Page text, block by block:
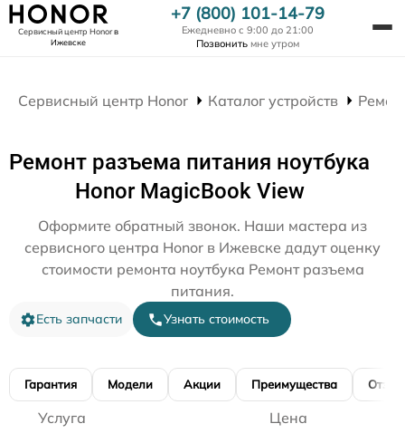
Сервисный центр Honorв
Ижевске
+7 (800) 101-14-79
Ежедневно с 9:00 до 21:00
Позвонить мне утром
Сервисный центр Honor Каталог устройств
Ремонт разъема питания ноутбука
Honor MagicBook View
Оформите обратный звонок. Наши мастера из
сервисного центра Honor в Ижевске дадут оценку
стоимости ремонта ноутбука Ремонт разъема
питания.
Есть запчасти Узнать стоимость
Гарантия Модели Акции Преимущества
Услуга Цена